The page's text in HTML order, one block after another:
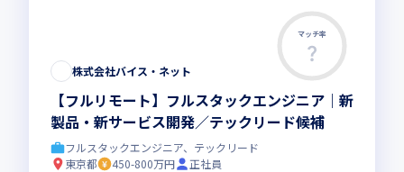
マッチ率
株式会社バイス・ネット
【フルリモート】フルスタックエンジニア｜新
製品・新サービス開発／テックリード候補
フルスタックエンジニア、テックリード
東京都
450-800万円
正社員